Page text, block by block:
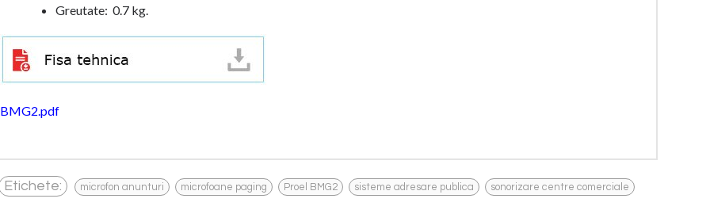
Greutate: 0.7 kg.
BMG2.pdf
Etichete: microfon anunturi , microfoane paging , Proel BMG2 , sisteme adresare publica , sonorizare centre comerciale